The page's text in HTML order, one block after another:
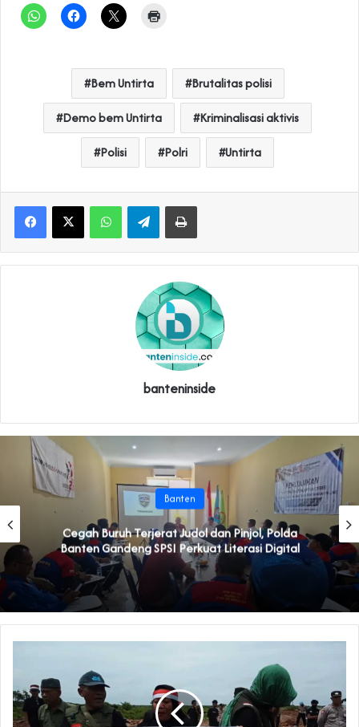
Bem Untirta Brutalitas polisi
Demo bem Untirta Kriminalisasi aktivis
Polisi Polri Untirta
WhatsAppTelegramPrint
banteninside
Banten
Cegah Buruh Terjerat Judol dan Pinjol, Polda
Banten Gandeng SPSI Perkuat Literasi Digital